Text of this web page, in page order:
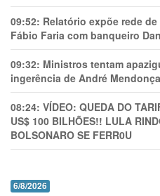
09:52: Relatório expõe rede de
Fábio Faria com banqueiro
09:32: Ministros tentam
ingerência de André
08:24: VÍDEO: QUEDA DO
US$ 100 BILHÕES!! LULA
BOLSONARO SE FERR0U
6/8/2026